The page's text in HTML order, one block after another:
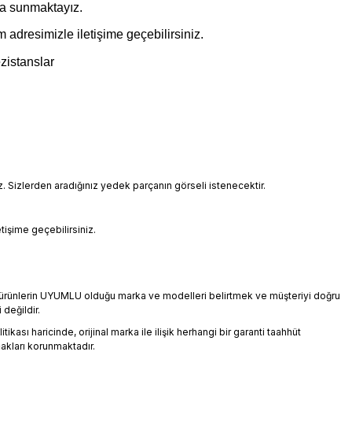
sunmaktayız.
adresimizle iletişime geçebilirsiniz.
aradığınız yedek parçanın görseli istenecektir.
geçebilirsiniz.
UYUMLU olduğu marka ve modelleri belirtmek ve müşteriyi doğru
değildir.
haricinde, orijinal marka ile ilişik herhangi bir garanti taahhüt
korunmaktadır.